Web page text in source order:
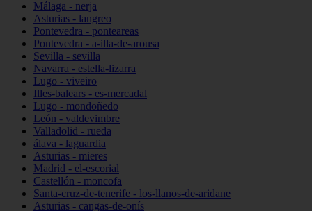
Málaga - nerja
Asturias - langreo
Pontevedra - ponteareas
Pontevedra - a-illa-de-arousa
Sevilla - sevilla
Navarra - estella-lizarra
Lugo - viveiro
Illes-balears - es-mercadal
Lugo - mondoñedo
León - valdevimbre
Valladolid - rueda
álava - laguardia
Asturias - mieres
Madrid - el-escorial
Castellón - moncofa
Santa-cruz-de-tenerife - los-llanos-de-aridane
Asturias - cangas-de-onís